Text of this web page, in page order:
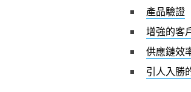
產品驗證
增強的客
供應鏈效
引人入勝